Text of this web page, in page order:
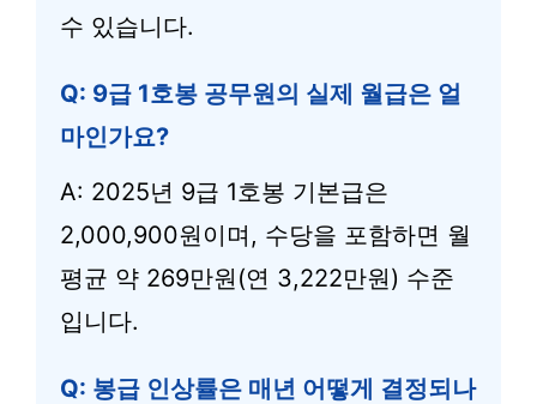
수 있습니다.
Q: 9급 1호봉 공무원의 실제 월급은 얼
마인가요?
A: 2025년 9급 1호봉 기본급은
2,000,900원이며, 수당을 포함하면 월
평균 약 269만원(연 3,222만원) 수준
입니다.
Q: 봉급 인상률은 매년 어떻게 결정되나